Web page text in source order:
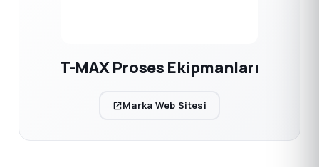
T-MAX Proses Ekipmanları
Marka Web Sitesi